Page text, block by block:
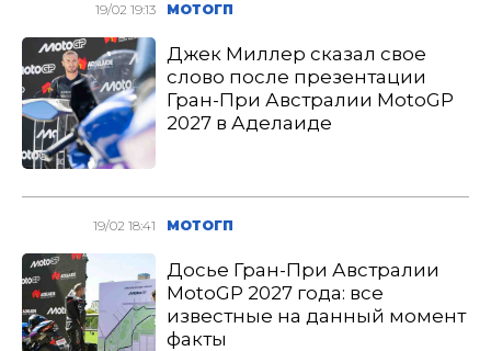
19/02 19:13 МОТОГП
Джек Миллер сказал свое
слово после презентации
Гран-При Австралии MotoGP
2027 в Аделаиде
19/02 18:41 МОТОГП
Досье Гран-При Австралии
MotoGP 2027 года: все
известные на данный момент
факты